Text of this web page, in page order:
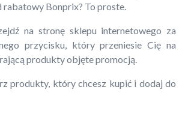
Bonprix? To proste.
na stronę sklepu internetowego za
przycisku, który przeniesie Cię na
produkty objęte promocją.
produkty, który chcesz kupić i dodaj do